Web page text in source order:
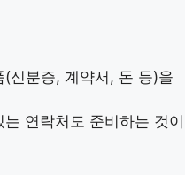
신분증, 계약서, 돈 등)을
연락처도 준비하는 것이